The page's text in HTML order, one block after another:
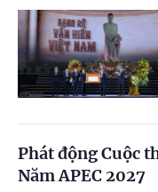
Phát động Cuộc
Năm APEC 2027